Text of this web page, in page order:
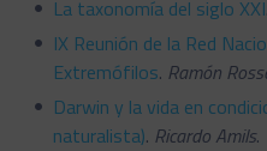
La taxonomía del siglo XXI
IX Reunión de la Red
Extremófilos. Ramón
Darwin y la vida en
naturalista). Ricardo Amils.